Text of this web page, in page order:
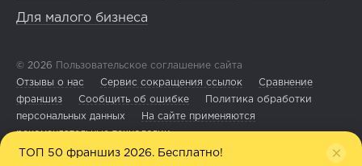
Для малого бизнеса
© 2026 Пользовательское соглашение сайта
Отзывы о нас
Сервис сокращения ссылок
Сравнение
франшиз
Сообщить об ошибке
Политика обработки
персональных данных
На сайте применяются
рекомендательные технологии
ТОП 50 франшиз 2026. Бесплатно!